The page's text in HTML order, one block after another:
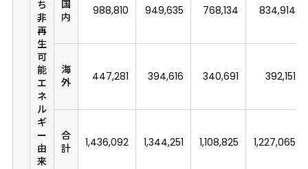
ち
非
再
生
可
能
エ
ネ
ル
ギ
ー
由
来
国
内
988,810 949,635 768,134 834,914
海
外
447,281 394,616 340,691 392,151
合
計
1,436,092 1,344,251 1,108,825 1,227,065